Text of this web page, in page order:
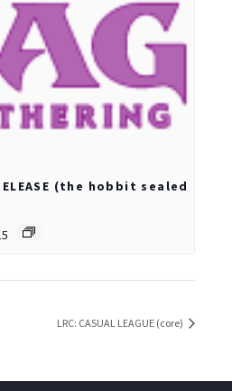
(the hobbit sealed
LRC: CASUAL LEAGUE (core)